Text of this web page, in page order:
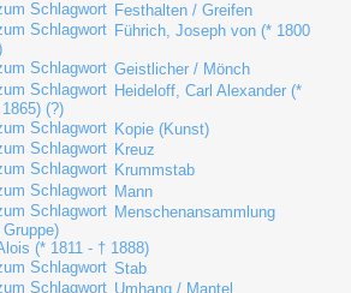
Festhalten / Greifen
Führich, Joseph von (* 1800
Geistlicher / Mönch
Heideloff, Carl Alexander (*
(?)
Kopie (Kunst)
Kreuz
Krummstab
Mann
Menschenansammlung
(* 1811 - † 1888)
Stab
Umhang / Mantel